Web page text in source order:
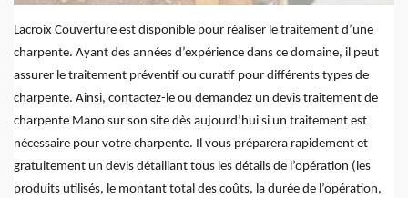
Lacroix Couverture est disponible pour réaliser le traitement d’une
charpente. Ayant des années d’expérience dans ce domaine, il peut
assurer le traitement préventif ou curatif pour différents types de
charpente. Ainsi, contactez-le ou demandez un devis traitement de
charpente Mano sur son site dès aujourd’hui si un traitement est
nécessaire pour votre charpente. Il vous préparera rapidement et
gratuitement un devis détaillant tous les détails de l’opération (les
produits utilisés, le montant total des coûts, la durée de l’opération,